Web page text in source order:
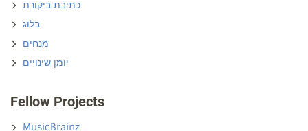
כתיבת ביקורת
בלוג
מנחים
יומן שינויים
Fellow Projects
MusicBrainz